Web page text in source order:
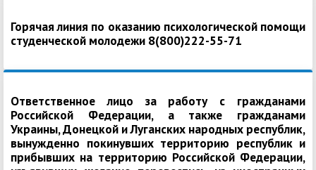
Горячая линия по оказанию психологической помощи
студенческой молодежи 8(800)222-55-71
Ответственное лицо за работу с гражданами
Российской Федерации, а также гражданами
Украины, Донецкой и Луганских народных республик,
вынужденно покинувших территорию республик и
прибывших на территорию Российской Федерации,